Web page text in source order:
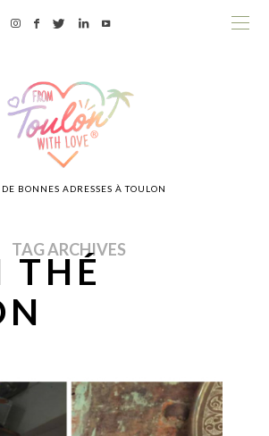
DE BONNES ADRESSES À TOULON
TAG ARCHIVES
THÉ